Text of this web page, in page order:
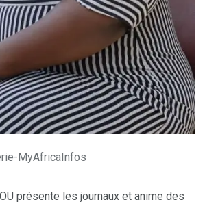
MyAfricaInfos
présente les journaux et anime des